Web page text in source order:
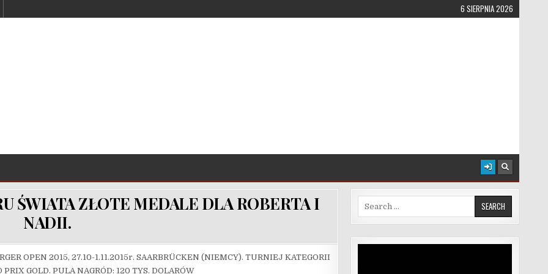
6 SIERPNIA 2026
ŚWIATA ZŁOTE MEDALE DLA ROBERTA I
NADII.
OPEN 2015, 27.10-1.11.2015r. SAARBRÜCKEN (NIEMCY). TURNIEJ KATEGORII
PRIX GOLD. PULA NAGRÓD: 120 TYS. DOLARÓW
Search for: